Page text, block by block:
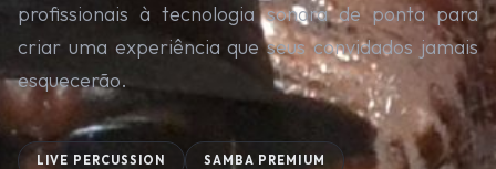
profissionais à tecnologia sonora de ponta para
criar uma experiência que seus convidados jamais
esquecerão.
LIVE PERCUSSION SAMBA PREMIUM